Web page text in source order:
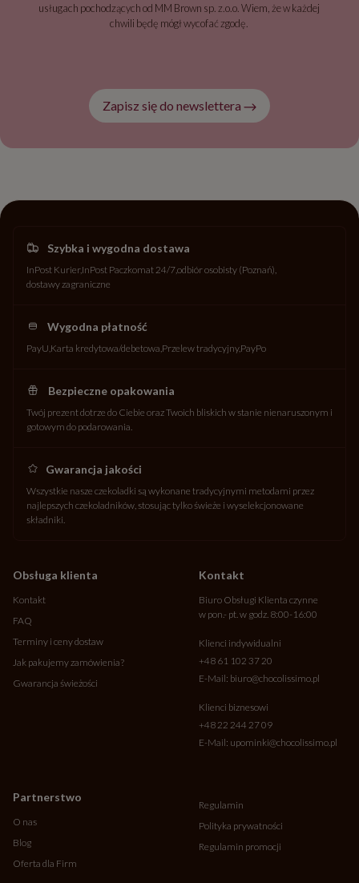
usługach pochodzących od MM Brown sp. z.o.o. Wiem, że w każdej
chwili będę mógł wycofać zgodę.
Zapisz się do newslettera
Szybka i wygodna dostawa
InPost Kurier InPost Paczkomat 24/7odbiór osobisty (Poznań)
dostawy zagraniczne
Wygodna płatność
PayU Karta kredytowa/debetowa Przelew tradycyjny PayPo
Bezpieczne opakowania
Twój prezent dotrze do Ciebie oraz Twoich bliskich w stanie nienaruszonym i
gotowym do podarowania.
Gwarancja jakości
Wszystkie nasze czekoladki są wykonane tradycyjnymi metodami przez
najlepszych czekoladników, stosując tylko świeże i wyselekcjonowane
składniki.
Obsługa klienta
Kontakt
FAQ
Terminy i ceny dostaw
Jak pakujemy zamówienia?
Gwarancja świeżości
Partnerstwo
O nas
Blog
Oferta dla Firm
Kontakt
Biuro Obsługi Klienta czynne
w pon.- pt. w godz. 8:00-16:00
Klienci indywidualni
+48 61 102 37 20
E-Mail: biuro@chocolissimo.pl
Klienci biznesowi
+48 22 244 27 09
E-Mail: upominki@chocolissimo.pl
Regulamin
Polityka prywatności
Regulamin promocji